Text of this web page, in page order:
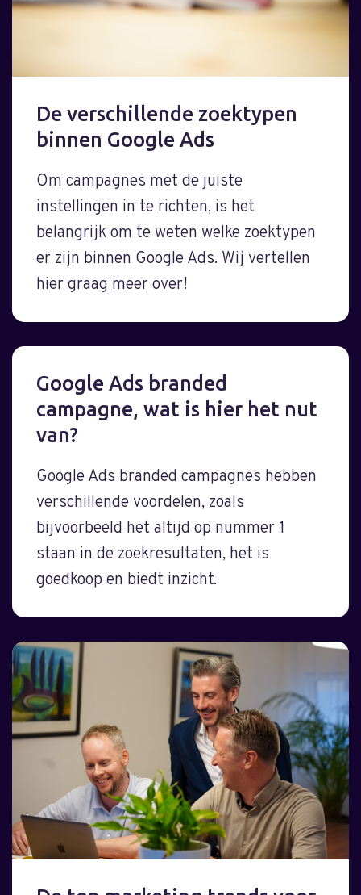
De verschillende zoektypen
binnen Google Ads
Om campagnes met de juiste
instellingen in te richten, is het
belangrijk om te weten welke zoektypen
er zijn binnen Google Ads. Wij vertellen
hier graag meer over!
Google Ads branded
campagne, wat is hier het nut
van?
Google Ads branded campagnes hebben
verschillende voordelen, zoals
bijvoorbeeld het altijd op nummer 1
staan in de zoekresultaten, het is
goedkoop en biedt inzicht.